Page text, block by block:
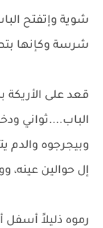
شوية وإتفتح
شرسة وكإنها
قعد على الأريكة
الباب....ثواني
وبيجرجوه والدم
إل حوالين عينه،
رموه ذليلاً أسفل